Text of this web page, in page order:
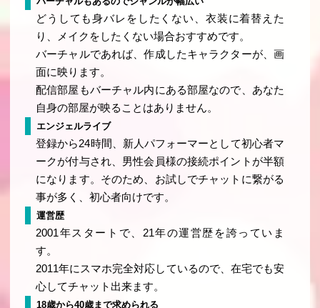
どうしても身バレをしたくない、衣装に着替えた
り、メイクをしたくない場合おすすめです。
バーチャルであれば、作成したキャラクターが、画
面に映ります。
配信部屋もバーチャル内にある部屋なので、あなた
自身の部屋が映ることはありません。
エンジェルライブ
登録から24時間、新人パフォーマーとして初心者マ
ークが付与され、男性会員様の接続ポイントが半額
になります。そのため、お試しでチャットに繋がる
事が多く、初心者向けです。
運営歴
2001年スタートで、21年の運営歴を誇っていま
す。
2011年にスマホ完全対応しているので、在宅でも安
心してチャット出来ます。
18歳から40歳まで求められる